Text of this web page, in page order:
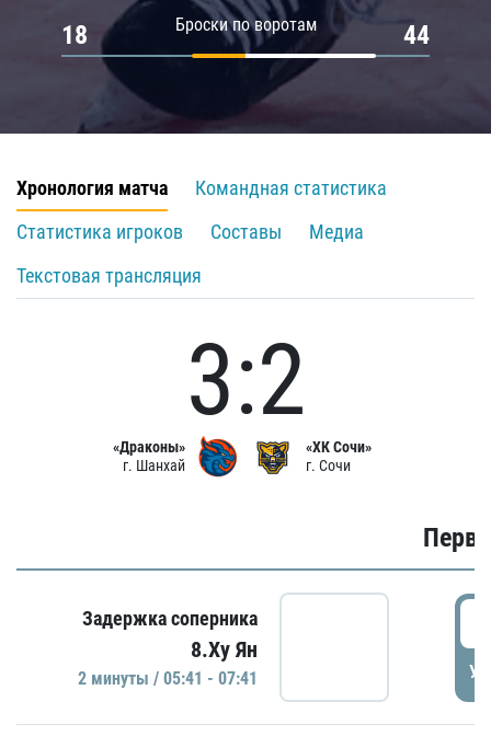
Броски по воротам
18 44
Хронология матча
Командная статистика
Статистика игроков
Составы
Медиа
Текстовая трансляция
«Драконы»
г. Шанхай
3:2
«ХК Сочи»
г. Сочи
Задержка соперника
8.Ху Ян
2 минуты / 05:41 - 07:41